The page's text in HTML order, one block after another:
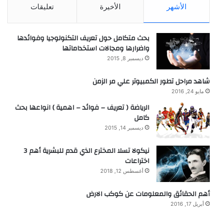
الأشهر الأخيرة تعليقات
بحث متكامل حول تعريف التكنولوجيا وفوائدها
واضرارها ومجالات استخداماتها
ديسمبر 8, 2015
شاهد مراحل تطور الكمبيوتر علي مر الزمن
مايو 24, 2016
الرياضة ( تعريف – فوائد – اهمية ) انواعها بحث
كامل
ديسمبر 14, 2015
نيكولا تسلا المخترع الذي قدم للبشرية أهم 3
اختراعات
أغسطس 12, 2018
أهم الحقائق والمعلومات عن كوكب الارض
أبريل 17, 2016